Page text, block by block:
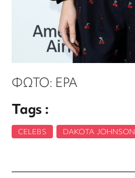
ΦΩΤΟ: EPA
Tags :
CELEBS DAKOTA JOHNSON